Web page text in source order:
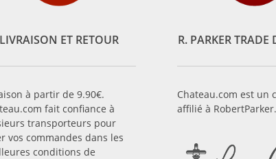
LIVRAISON ET RETOUR
à partir de 9.90€.
fait confiance à
transporteurs pour
vos commandes dans les
conditions de
R. PARKER TRADE
Chateau.com est un
affilié à